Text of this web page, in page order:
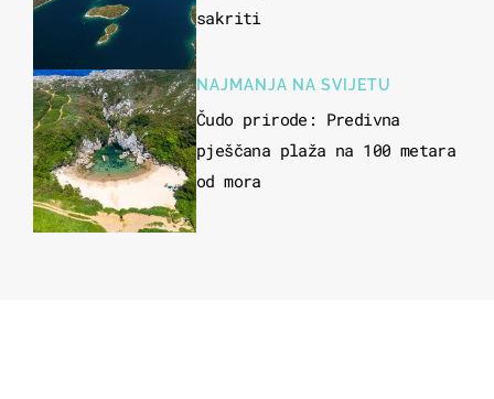
sakriti
NAJMANJA NA SVIJETU
Čudo prirode: Predivna
pješčana plaža na 100 metara
od mora